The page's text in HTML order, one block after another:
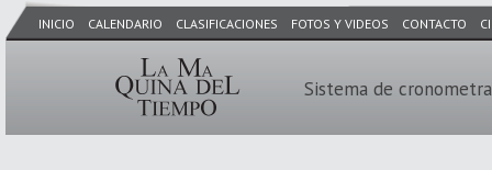
INICIO CALENDARIO CLASIFICACIONES FOTOS Y VIDEOS CONTACTO
Sistema de